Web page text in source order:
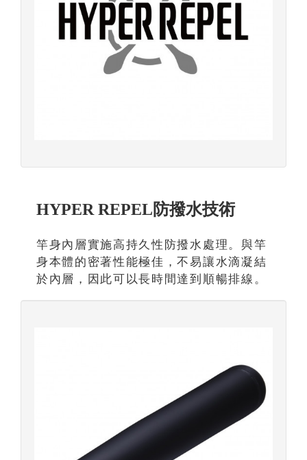
HYPER REPEL防撥水技術
竿身內層實施高持久性防撥水處理。與竿
身本體的密著性能極佳，不易讓水滴凝結
於內層，因此可以長時間達到順暢排線。